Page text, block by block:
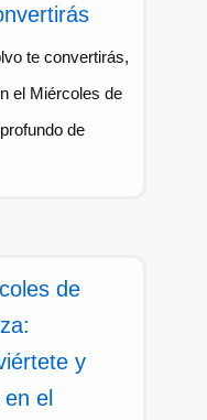
te convertirás,
el Miércoles de
de
de
y
en el